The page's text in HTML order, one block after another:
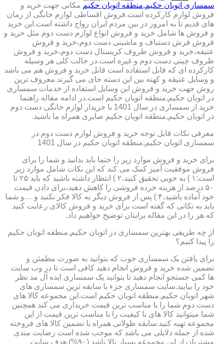
سمساری اتوبان حکیم,منطقه اتوبان حکیم مکانی جهت خرید و
فروش لوازم کارکرده است.فروش اقساطی لوازم خانگی از زمان
های قدیم تا به امروز در بین مردم ایران رواج داشته است.این خرید
و فروش ها شامل خرید و فروش انواع لوازم دست دوم مثل خرید و
فروش فرش دستباف و ماشینی دست دوم،خرید و فروش
عتیقه،خرید و فروش ظروف کریستال دست دوم،خرید و فروش
ظروف چینی دست دوم و غیره است.در حالت کلی هر وسیله
کارکرده ای که قابل استفاده است قابل خرید و فروش هم می باشد
و وسایل عتیقه و کهنه بین این دسته جای می گیرند.معروف ترین
روش جهت خرید و فروش این وسایل استفاده از خدمات سمساری
در اتوبان حکیم,منطقه اتوبان حکیم است.در ادامه مقاله راهنما
خرید از سمساری در سال 1401 با خریدار لوازم خانگی دست دوم
در اتوبان حکیم,منطقه اتوبان حکیم صابری همراه ما باشید.
معرفی نکات قابل توجه خرید و فروش لوازم دست دوم در
سمساری اتوبان حکیم,منطقه اتوبان حکیم در سال 1401
برای خرید و فروش موارد زیر را حتما باید بدانید و شما را برای
فروش موفقیت آمیز کمک می کند که این نکات شامل موارد زیر
است:۱ ) به خوبی تحقیق کنید،۲ ) انتظار داشته باشید که باید ۲۵ تا
۵۰ درصد از هزینه خرده فروشی را کاهش دهید،برای دادن قیمت
خود آماده باشید،۴ ) پس از فروش دیگر به کالا فکر نکنید و …و شما
باید به نکاتی که گفته است برای خرید و فروش کالای رعایت کنید
که هر را در این مقاله برایتان توضیح خواهیم داد.
از چه طریقی بهترین سمساری در اتوبان حکیم,منطقه اتوبان حکیم
را پیدا کنیم؟
برای یافتن یک سمساری خوب که بتوانید به صورت مطمئن و
تضمین شده خرید و فروش انجام دهید کافی است تا در وب سایت
ها کمی جستجو انجام دهید تا بتوانید یک سمساری ایده آل مد نظر
خود را بیابید.سایت سمساری جزء با سابقه ترین سمساری های
شهر اتوبان حکیم,منطقه اتوبان حکیم است.این مجموعه کالا های
دست دوم شما را با مناسب ترین قیمت خریداری می کند همچنین
شما میتوانید کالا های با کیفیت را با مناسب ترین قیمت از این
مجموعه تهیه کنید.سابقه طولانی همراه با تضمین کالا های فروخته
شده از جمله دلایلی می باشد که موجب شده است رضایت مندی
مشتریان از این مجموعه بسیار بالا باشد (۹۰%) هدف سایت